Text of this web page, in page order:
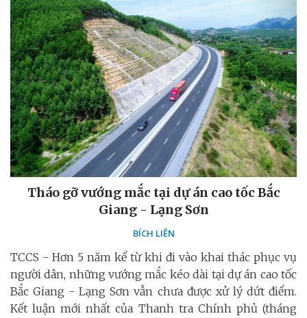
Tháo gỡ vướng mắc tại dự án cao tốc Bắc
Giang - Lạng Sơn
BÍCH LIÊN
TCCS - Hơn 5 năm kể từ khi đi vào khai thác phục vụ
người dân, những vướng mắc kéo dài tại dự án cao tốc
Bắc Giang - Lạng Sơn vẫn chưa được xử lý dứt điểm.
Kết luận mới nhất của Thanh tra Chính phủ (tháng